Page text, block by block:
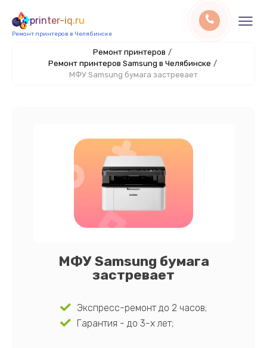
printer-iq.ru
Ремонт принтеров в Челябинске
Ремонт принтеров /
Ремонт принтеров Samsung в Челябинске /
МФУ Samsung бумага застревает
МФУ Samsung бумага
застревает
Экспресс-ремонт до 2 часов;
Гарантия - до 3-х лет;